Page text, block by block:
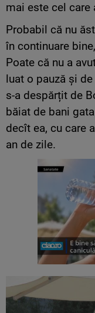
mai este cel
Probabil că nu
în continuare
Poate că nu a
luat o pauză și
s-a despărțit de
băiat de bani
decît ea, cu care
an de zile.